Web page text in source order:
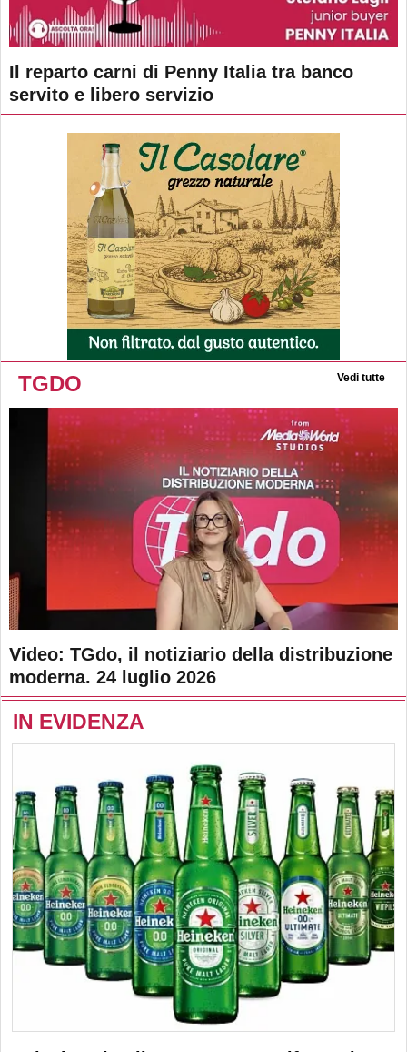
Il reparto carni di Penny Italia tra banco
servito e libero servizio
TGDO Vedi tutte
Video: TGdo, il notiziario della distribuzione
moderna. 24 luglio 2026
IN EVIDENZA